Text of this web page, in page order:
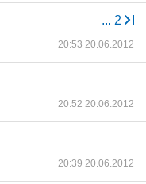
... 2
20:53 20.06.2012
20:52 20.06.2012
20:39 20.06.2012